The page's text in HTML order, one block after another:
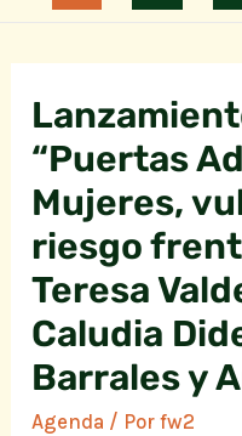
“Puertas
Mujeres,
riesgo
Teresa
Caludia
Barrales y
Agenda / Porfw2